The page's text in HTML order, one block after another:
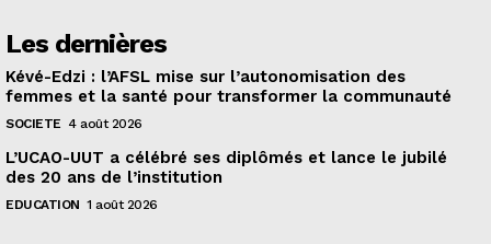
Les dernières
Kévé-Edzi : l’AFSL mise sur l’autonomisation des
femmes et la santé pour transformer la communauté
SOCIETE 4 août 2026
L’UCAO-UUT a célébré ses diplômés et lance le jubilé
des 20 ans de l’institution
EDUCATION 1 août 2026